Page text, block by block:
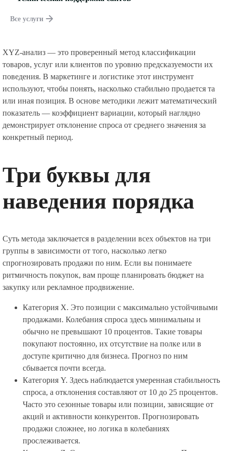
Все услуги
XYZ-анализ — это проверенный метод классификации
товаров, услуг или клиентов по уровню предсказуемости их
поведения. В маркетинге и логистике этот инструмент
используют, чтобы понять, насколько стабильно продается та
или иная позиция. В основе методики лежит математический
показатель — коэффициент вариации, который наглядно
демонстрирует отклонение спроса от среднего значения за
конкретный период.
Три буквы для
наведения порядка
Суть метода заключается в разделении всех объектов на три
группы в зависимости от того, насколько легко
спрогнозировать продажи по ним. Если вы понимаете
ритмичность покупок, вам проще планировать бюджет на
закупку или рекламное продвижение.
Категория X. Это позиции с максимально устойчивыми
продажами. Колебания спроса здесь минимальны и
обычно не превышают 10 процентов. Такие товары
покупают постоянно, их отсутствие на полке или в
доступе критично для бизнеса. Прогноз по ним
сбывается почти всегда.
Категория Y. Здесь наблюдается умеренная стабильность
спроса, а отклонения составляют от 10 до 25 процентов.
Часто это сезонные товары или позиции, зависящие от
акций и активности конкурентов. Прогнозировать
продажи сложнее, но логика в колебаниях
прослеживается.